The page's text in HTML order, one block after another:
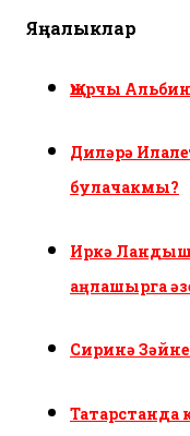
Яңалыклар
Җырчы
Диләрә
булачакмы?
Иркә Ландыш
аңлашырга
Сиринә
Татарстанда